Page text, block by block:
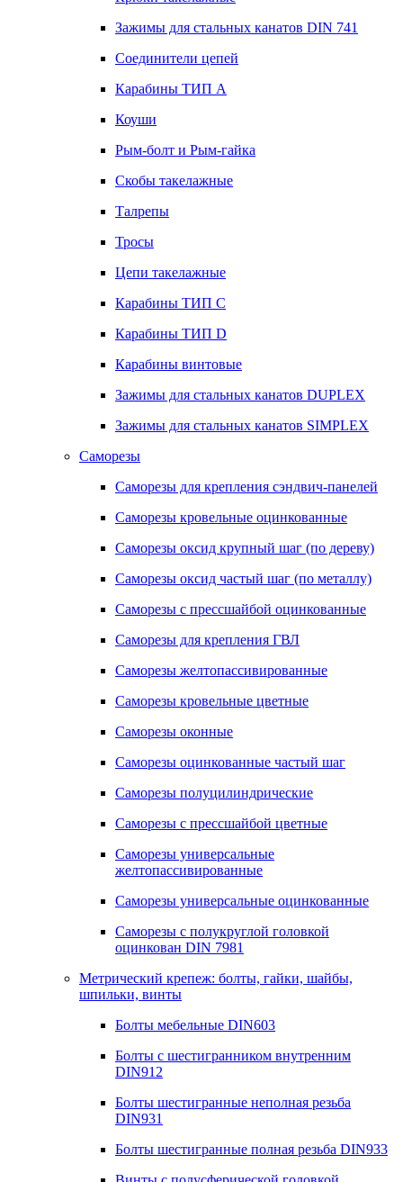
Зажимы для стальных канатов DIN 741
Соединители цепей
Карабины ТИП А
Коуши
Рым-болт и Рым-гайка
Скобы такелажные
Талрепы
Тросы
Цепи такелажные
Карабины ТИП C
Карабины ТИП D
Карабины винтовые
Зажимы для стальных канатов DUPLEX
Зажимы для стальных канатов SIMPLEX
Саморезы
Саморезы для крепления сэндвич-панелей
Саморезы кровельные оцинкованные
Саморезы оксид крупный шаг (по дереву)
Саморезы оксид частый шаг (по металлу)
Саморезы с прессшайбой оцинкованные
Саморезы для крепления ГВЛ
Саморезы желтопассивированные
Саморезы кровельные цветные
Саморезы оконные
Саморезы оцинкованные частый шаг
Саморезы полуцилиндрические
Саморезы с прессшайбой цветные
Саморезы универсальные
желтопассивированные
Саморезы универсальные оцинкованные
Саморезы с полукруглой головкой
оцинкован DIN 7981
Метрический крепеж: болты, гайки, шайбы,
шпильки, винты
Болты мебельные DIN603
Болты с шестигранником внутренним
DIN912
Болты шестигранные неполная резьба
DIN931
Болты шестигранные полная резьба DIN933